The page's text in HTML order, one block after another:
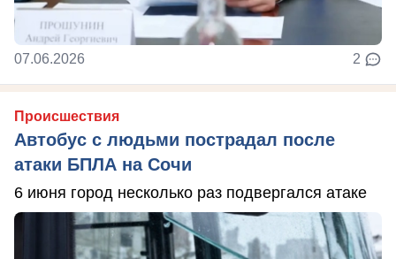
07.06.2026 2
Происшествия
Автобус с людьми пострадал после
атаки БПЛА на Сочи
6 июня город несколько раз подвергался атаке